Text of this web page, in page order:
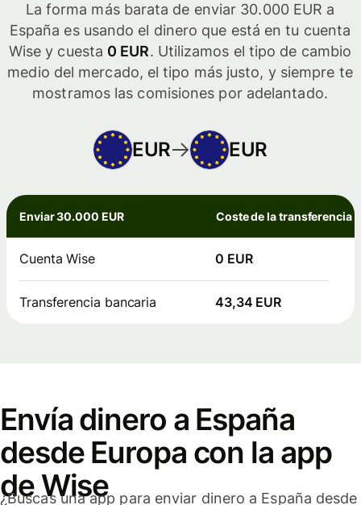
La forma más barata de enviar 30.000 EUR a
España es usando el dinero que está en tu cuenta
Wise y cuesta 0 EUR. Utilizamos el tipo de cambio
medio del mercado, el tipo más justo, y siempre te
mostramos las comisiones por adelantado.
EUR EUR
Enviar 30.000 EUR Coste de la transferencia
Cuenta Wise 0 EUR
Transferencia bancaria 43,34 EUR
Envía dinero a España
desde Europa con la app
de Wise
¿Buscas una app para enviar dinero a España desde